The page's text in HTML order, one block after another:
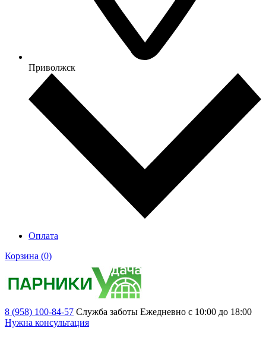
Приволжск
Оплата
Корзина (0)
8 (958) 100-84-57 Служба заботы Ежедневно с 10:00 до 18:00
Нужна консультация